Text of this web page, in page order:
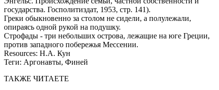
государства. Госполитиздат, 1953, стр. 141).
Греки обыкновенно за столом не сидели, а полулежали,
опираясь одной рукой на подушку.
Строфады - три небольших острова, лежащие на юге Греции,
против западного побережья Мессении.
Resources: Н.А. Кун
Теги: Аргонавты, Финей
ТАКЖЕ ЧИТАЕТЕ